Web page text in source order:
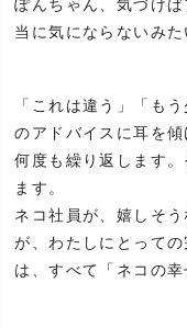
ぽんちゃん、気づけ
当に気にならないみた
「これは違う」「も
のアドバイスに耳を
何度も繰り返します
ます。
ネコ社員が、嬉しそ
が、わたしにとって
は、すべて「ネコの